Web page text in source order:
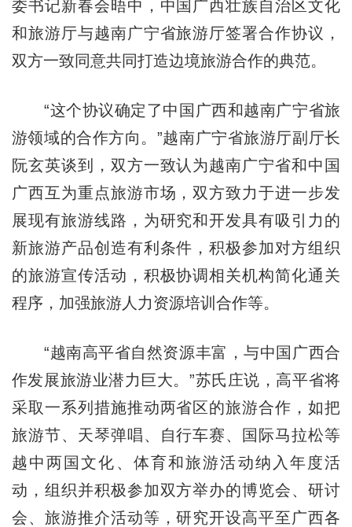
委书记新春会晤中，中国广西壮族自治区文化
和旅游厅与越南广宁省旅游厅签署合作协议，
双方一致同意共同打造边境旅游合作的典范。
“这个协议确定了中国广西和越南广宁省旅
游领域的合作方向。”越南广宁省旅游厅副厅长
阮玄英谈到，双方一致认为越南广宁省和中国
广西互为重点旅游市场，双方致力于进一步发
展现有旅游线路，为研究和开发具有吸引力的
新旅游产品创造有利条件，积极参加对方组织
的旅游宣传活动，积极协调相关机构简化通关
程序，加强旅游人力资源培训合作等。
“越南高平省自然资源丰富，与中国广西合
作发展旅游业潜力巨大。”苏氏庄说，高平省将
采取一系列措施推动两省区的旅游合作，如把
旅游节、天琴弹唱、自行车赛、国际马拉松等
越中两国文化、体育和旅游活动纳入年度活
动，组织并积极参加双方举办的博览会、研讨
会、旅游推介活动等，研究开设高平至广西各